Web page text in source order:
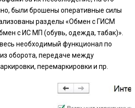
были брошены оперативные силы
разделы «Обмен с ГИСМ
с ИС МП (обувь, одежда, табак)».
необходимый функционал по
оборота, передаче между
перемаркировки и пр.